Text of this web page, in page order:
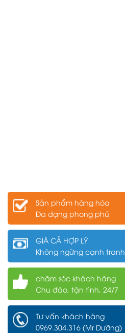
Sản phẩm hàng hóa
Đa dạng phong phú
GIÁ CẢ HỢP LÝ
Không ngừng cạnh tranh
chăm sóc khách hàng
Chu đáo, tận tình, 24/7
Tư vấn khách hàng
0969.304.316 (Mr Dưỡng)